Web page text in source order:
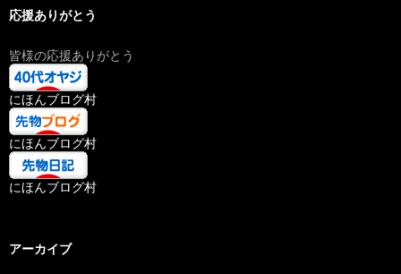
応援ありがとう
皆様の応援ありがとう
にほんブログ村
にほんブログ村
にほんブログ村
アーカイブ